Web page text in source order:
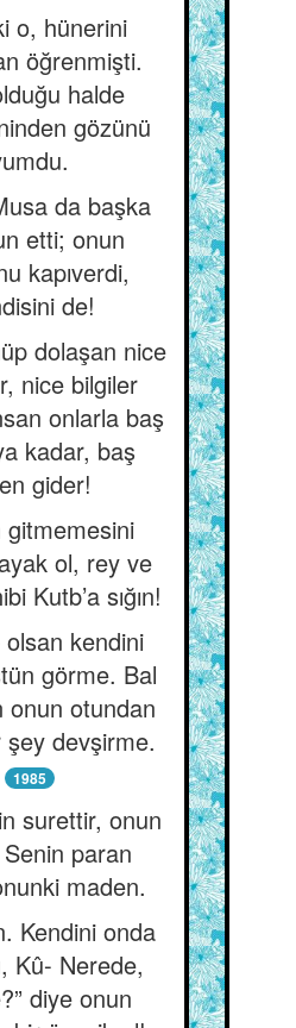
o, hünerini
öğrenmişti.
halde
gözünü
da başka
etti; onun
kapıverdi,
de!
dolaşan nice
nice bilgiler
onlarla baş
kadar, baş
gider!
gitmemesini
ol, rey ve
Kutb’a sığın!
kendini
görme. Bal
onun otundan
devşirme.
1985
surettir, onun
paran
maden.
Kendini onda
Kû- Nerede,
diye onun